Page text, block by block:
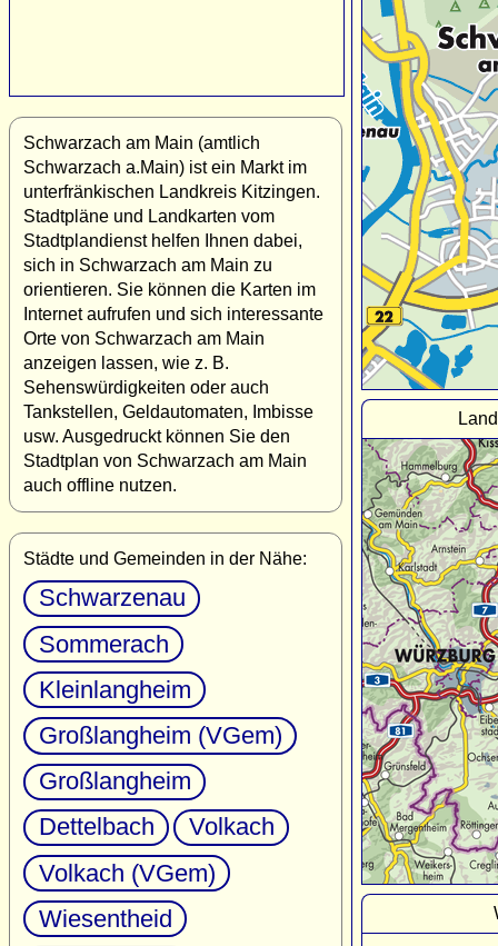
Schwarzach am Main (amtlich
Schwarzach a.Main) ist ein Markt im
unterfränkischen Landkreis Kitzingen.
Stadtpläne und Landkarten vom
Stadtplandienst helfen Ihnen dabei,
sich in Schwarzach am Main zu
orientieren. Sie können die Karten im
Internet aufrufen und sich interessante
Orte von Schwarzach am Main
anzeigen lassen, wie z. B.
Sehenswürdigkeiten oder auch
Tankstellen, Geldautomaten, Imbisse
usw. Ausgedruckt können Sie den
Stadtplan von Schwarzach am Main
auch offline nutzen.
Städte und Gemeinden in der Nähe:
Schwarzenau
Sommerach
Kleinlangheim
Großlangheim (VGem)
Großlangheim
Dettelbach
Volkach
Volkach (VGem)
Wiesentheid